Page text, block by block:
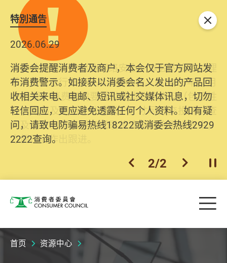
特別通告
2026.06.29
消委会提醒消费者及商户，本会仅于官方网站发
布消费警示。如接获以消委会名义发出的产品回
收相关来电、电邮、短讯或社交媒体讯息，切勿
轻信回应，更应避免透露任何个人资料。如有疑
问，请致电防骗易热线18222或消委会热线2929
2222查询。
2025.10.31
为提升使用者体验及网络安全，本会的投诉处理
系统已经进行升级及推出新功能。由2025年11月
10日起，消费者需要提供基本联络资料（包括姓
名、电邮及电话）注册帐户，才可提交投诉、查
询及建议。所有提交纪录将清晰整合于帐户中，
方便日后作出跟进。
上一个
2/2 下一个开
关闭
消费者委员会 目
首页 资源中心